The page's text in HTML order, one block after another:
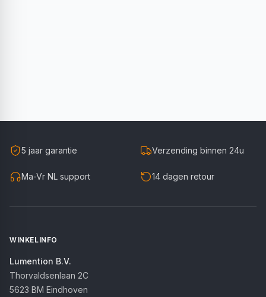
5 jaar garantie Verzending binnen 24u
Ma-Vr NL support 14 dagen retour
WINKELINFO
Lumention B.V.
Thorvaldsenlaan 2C
5623 BM Eindhoven